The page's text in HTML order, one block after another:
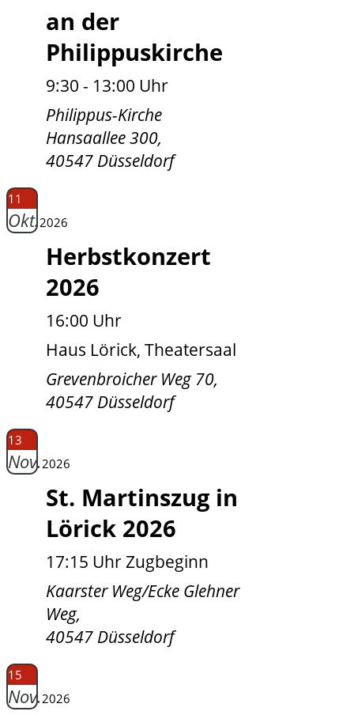
an der
Philippuskirche
9:30 - 13:00 Uhr
Philippus-Kirche
Hansaallee 300,
40547 Düsseldorf
11
Okt.2026
Herbstkonzert
2026
16:00 Uhr
Haus Lörick, Theatersaal
Grevenbroicher Weg 70,
40547 Düsseldorf
13
Nov.2026
St. Martinszug in
Lörick 2026
17:15 Uhr Zugbeginn
Kaarster Weg/Ecke Glehner
Weg,
40547 Düsseldorf
15
Nov.2026